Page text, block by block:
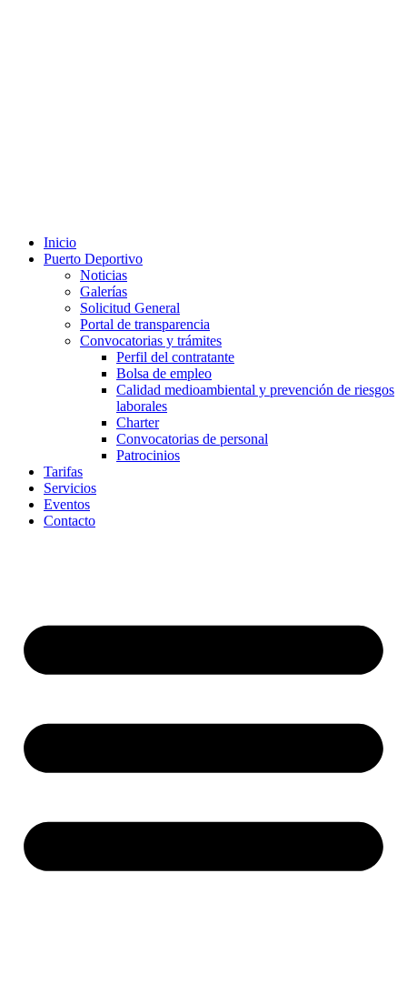
Inicio
Puerto Deportivo
Noticias
Galerías
Solicitud General
Portal de transparencia
Convocatorias y trámites
Perfil del contratante
Bolsa de empleo
Calidad medioambiental y prevención de riesgos
laborales
Charter
Convocatorias de personal
Patrocinios
Tarifas
Servicios
Eventos
Contacto